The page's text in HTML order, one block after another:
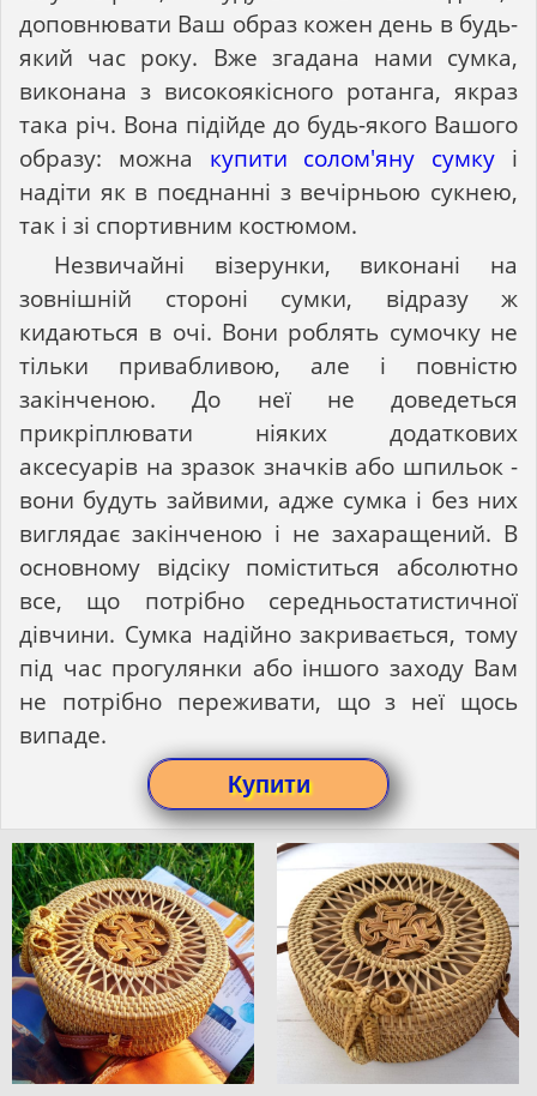
доповнювати Ваш образ кожен день в будь-
який час року. Вже згадана нами сумка,
виконана з високоякісного ротанга, якраз
така річ. Вона підійде до будь-якого Вашого
образу: можна купити солом'яну сумку і
надіти як в поєднанні з вечірньою сукнею,
так і зі спортивним костюмом.
Незвичайні візерунки, виконані на
зовнішній стороні сумки, відразу ж
кидаються в очі. Вони роблять сумочку не
тільки привабливою, але і повністю
закінченою. До неї не доведеться
прикріплювати ніяких додаткових
аксесуарів на зразок значків або шпильок -
вони будуть зайвими, адже сумка і без них
виглядає закінченою і не захаращений. В
основному відсіку поміститься абсолютно
все, що потрібно середньостатистичної
дівчини. Сумка надійно закривається, тому
під час прогулянки або іншого заходу Вам
не потрібно переживати, що з неї щось
випаде.